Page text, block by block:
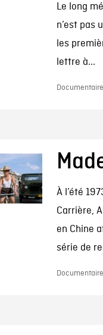
Le long
n’est pas
les
lettre à...
À l’été
Carrière,
en Chine
série de